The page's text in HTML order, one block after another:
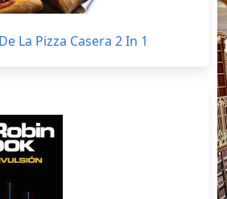
La Pizza Casera 2 In 1